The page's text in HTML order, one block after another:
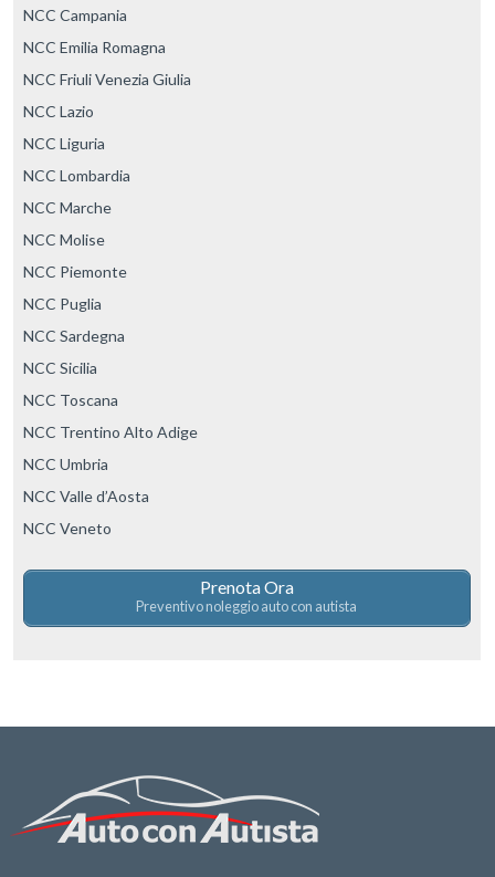
NCC Campania
NCC Emilia Romagna
NCC Friuli Venezia Giulia
NCC Lazio
NCC Liguria
NCC Lombardia
NCC Marche
NCC Molise
NCC Piemonte
NCC Puglia
NCC Sardegna
NCC Sicilia
NCC Toscana
NCC Trentino Alto Adige
NCC Umbria
NCC Valle d’Aosta
NCC Veneto
Prenota Ora
Preventivo noleggio auto con autista